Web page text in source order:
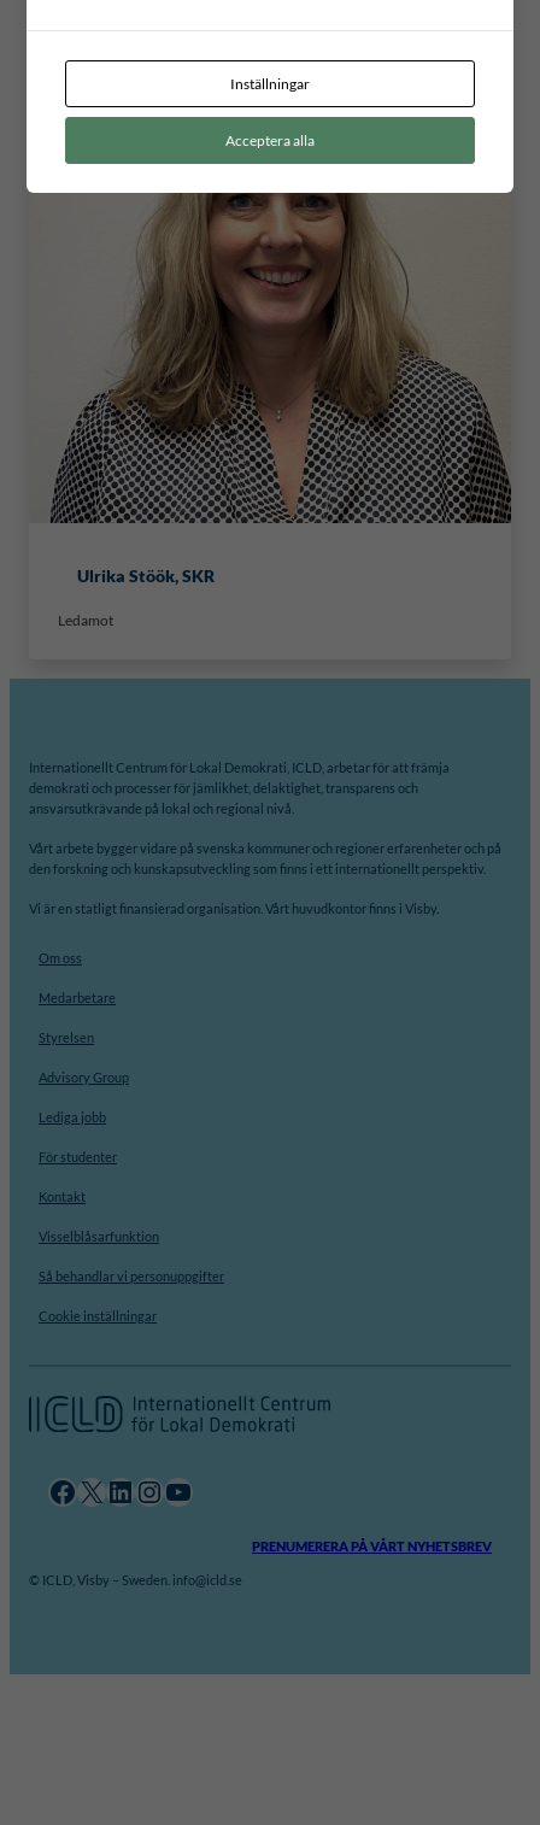
Ulrika Stöök, SKR
Ledamot
Internationellt Centrum för Lokal Demokrati, ICLD, arbetar för att främja
demokrati och processer för jämlikhet, delaktighet, transparens och
ansvarsutkrävande på lokal och regional nivå.
Vårt arbete bygger vidare på svenska kommuner och regioner erfarenheter och på
den forskning och kunskapsutveckling som finns i ett internationellt perspektiv.
Vi är en statligt finansierad organisation. Vårt huvudkontor finns i Visby.
Om oss
Medarbetare
Styrelsen
Advisory Group
Lediga jobb
För studenter
Kontakt
Visselblåsarfunktion
Så behandlar vi personuppgifter
Cookie inställningar
Facebook X LinkedIn InstagramYouTube
PRENUMERERA PÅ VÅRT NYHETSBREV
© ICLD, Visby – Sweden. info@icld.se
Inställningar
Acceptera alla